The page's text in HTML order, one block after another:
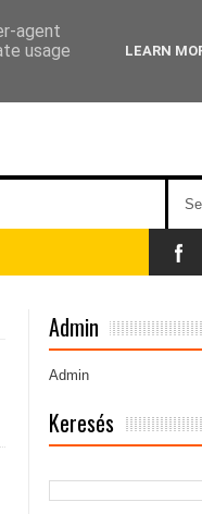
Admin
Admin
Keresés
agent
usage
LEARN